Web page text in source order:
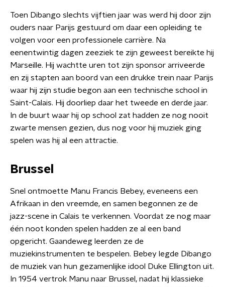
Toen Dibango slechts vijftien jaar was werd hij door zijn
ouders naar Parijs gestuurd om daar een opleiding te
volgen voor een professionele carrière. Na
eenentwintig dagen zeeziek te zijn geweest bereikte hij
Marseille. Hij wachtte uren tot zijn sponsor arriveerde
en zij stapten aan boord van een drukke trein naar Parijs
waar hij zijn studie begon aan een technische school in
Saint-Calais. Hij doorliep daar het tweede en derde jaar.
In de buurt waar hij op school zat hadden ze nog nooit
zwarte mensen gezien, dus nog voor hij muziek ging
spelen was hij al een attractie.
Brussel
Snel ontmoette Manu Francis Bebey, eveneens een
Afrikaan in den vreemde, en samen begonnen ze de
jazz-scene in Calais te verkennen. Voordat ze nog maar
één noot konden spelen hadden ze al een band
opgericht. Gaandeweg leerden ze de
muziekinstrumenten te bespelen. Bebey legde Dibango
de muziek van hun gezamenlijke idool Duke Ellington uit.
In 1954 vertrok Manu naar Brussel, nadat hij klassieke